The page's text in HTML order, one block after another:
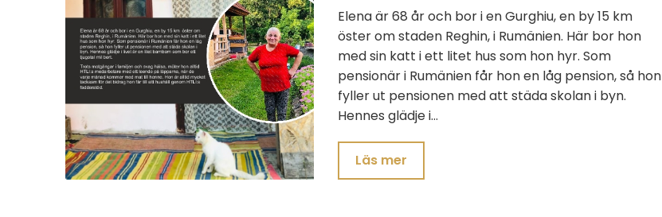
Elena är 68 år och bor i en Gurghiu, en by 15 km
öster om staden Reghin, i Rumänien. Här bor hon
med sin katt i ett litet hus som hon hyr. Som
pensionär i Rumänien får hon en låg pension, så hon
fyller ut pensionen med att städa skolan i byn.
Hennes glädje i…
Läs mer